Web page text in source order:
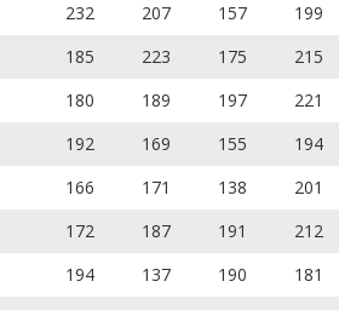
232 207 157 199
185 223 175 215
180 189 197 221
192 169 155 194
166 171 138 201
172 187 191 212
194 137 190 181